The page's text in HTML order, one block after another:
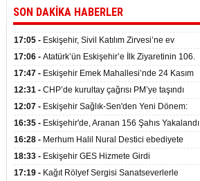
SON DAKİKA HABERLER
17:05 - Eskişehir, Sivil Katılım Zirvesi’ne ev
sahipliği yaptı.
17:06 - Atatürk’ün Eskişehir’e İlk Ziyaretinin 106.
Yılı Törenle Kutlandı
17:47 - Eskişehir Emek Mahallesi’nde 24 Kasım
İlkokulu törenle hizmete girdi
12:31 - CHP’de kurultay çağrısı PM’ye taşındı
12:07 - Eskişehir Sağlık-Sen'den Yeni Dönem:
Mazbata Teslim Alındı
16:35 - Eskişehir'de, Aranan 156 Şahıs Yakalandı
16:28 - Merhum Halil Nural Destici ebediyete
uğurlandı
18:33 - Eskişehir GES Hizmete Girdi
17:19 - Kağıt Rölyef Sergisi Sanatseverlerle